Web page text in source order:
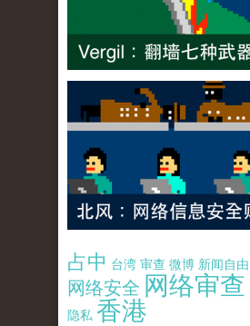
占中 台湾 审查 微博 新闻自由
网络安全 网络审查
隐私 香港